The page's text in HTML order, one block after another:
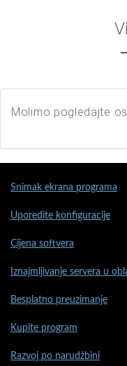
Molimo pogledajte
Snimak ekrana programa
Uporedite konfiguracije
Cijena softvera
Iznajmljivanje servera u
Besplatno preuzimanje
Kupite program
Razvoj po narudžbini